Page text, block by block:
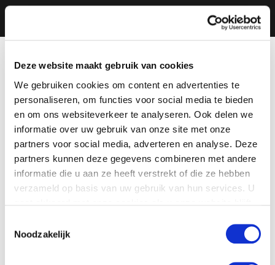
Deze website maakt gebruik van cookies
We gebruiken cookies om content en advertenties te
personaliseren, om functies voor social media te bieden
en om ons websiteverkeer te analyseren. Ook delen we
informatie over uw gebruik van onze site met onze
partners voor social media, adverteren en analyse. Deze
partners kunnen deze gegevens combineren met andere
informatie die u aan ze heeft verstrekt of die ze hebben
verzameld op basis van uw gebruik van hun services. U
Noodzakelijk